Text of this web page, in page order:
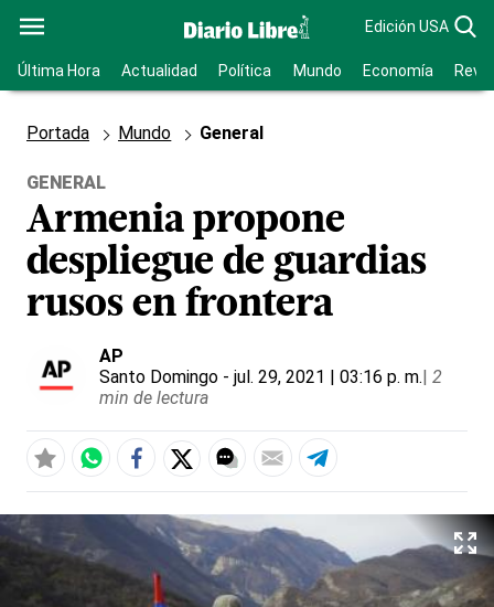
Edición USA
Última Hora Actualidad Política Mundo Economía
Portada Mundo General
GENERAL
Armenia propone
despliegue de guardias
rusos en frontera
AP
Santo Domingo - jul. 29, 2021 | 03:16 p. m.| 2
min de lectura